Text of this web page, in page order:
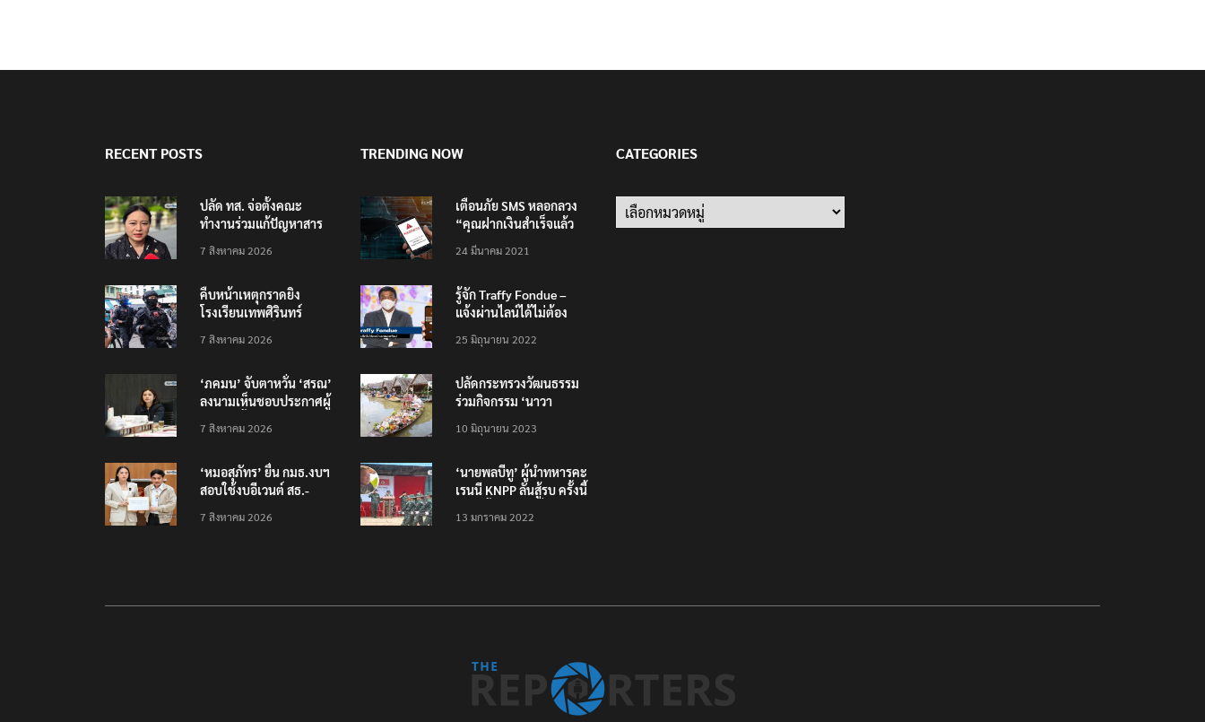
RECENT POSTS
ปลัด ทส. จ่อตั้งคณะ
ทำงานร่วมแก้ปัญหาสาร
ไทย-เมียนมา
7 สิงหาคม 2026
คืบหน้าเหตุกราดยิง
โรงเรียนเทพศิรินทร์
15 เสียชีวิตแล้ว 5
7 สิงหาคม 2026
‘ภคมน’ จับตาหวั่น ‘สรณ’
ลงนามเห็นชอบประกาศผู้
โครงการกองทุน USO
7 สิงหาคม 2026
‘หมอสุภัทร’ ยื่น กมธ.งบฯ
สอบใช้งบอีเวนต์ สธ.-
ล้าน
7 สิงหาคม 2026
TRENDING NOW
เตือนภัย SMS หลอกลวง
“คุณฝากเงินสำเร็จแล้ว
200,000 บาท”
24 มีนาคม 2021
รู้จัก Traffy Fondue –
แจ้งผ่านไลน์ได้ไม่ต้อง
ทั่วไทย ไม่ใช่แค่ในกรุง
25 มิถุนายน 2022
ปลัดกระทรวงวัฒนธรรม
ร่วมกิจกรรม ‘นาวา
ตักบาตรทางน้ำ
10 มิถุนายน 2023
‘นายพลบีทู’ ผู้นำทหารคะ
เรนนี KNPP ลั่นสู้รบ ครั้งนี้
ประชาชนต้องชนะ
13 มกราคม 2022
CATEGORIES
Categories